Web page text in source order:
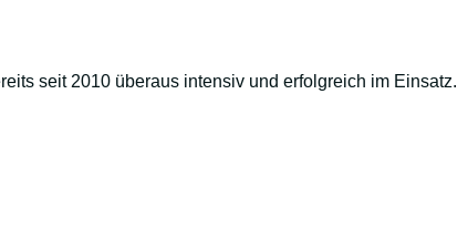
seit 2010 überaus intensiv und erfolgreich im Einsatz.